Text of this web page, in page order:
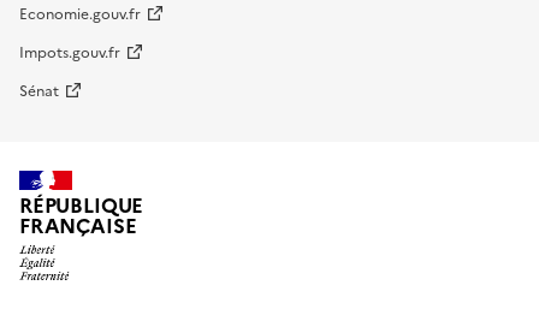
Economie.gouv.fr
Impots.gouv.fr
Sénat
RÉPUBLIQUE
FRANÇAISE